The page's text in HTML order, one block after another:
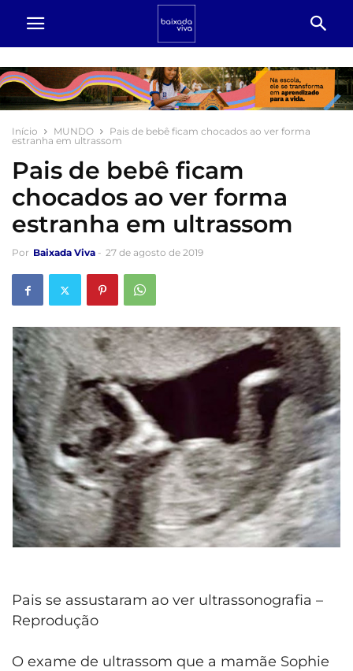
Início MUNDO
Pais de bebê ficam chocados ao ver forma
estranha em ultrassom
Pais de bebê ficam
chocados ao ver forma
estranha em ultrassom
Por Baixada Viva - 27 de agosto de 2019
Pais se assustaram ao ver ultrassonografia –
Reprodução
O exame de ultrassom que a mamãe Sophie